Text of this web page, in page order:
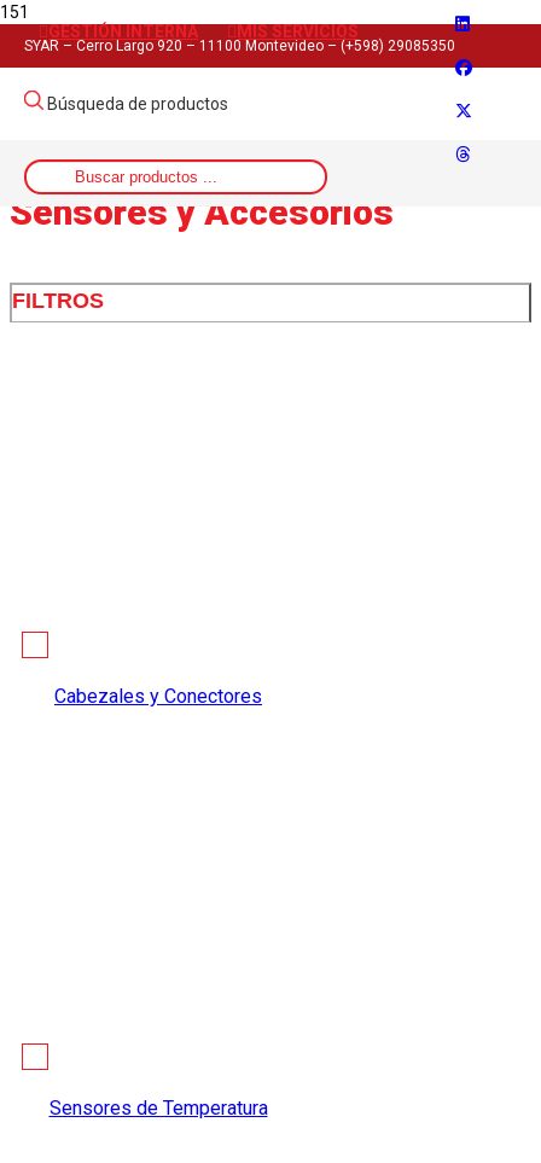
SYAR – Cerro Largo 920 – 11100 Montevideo – (+598) 29085350
GESTIÓN INTERNA MIS SERVICIOS
Búsqueda de productos
Inicio
>
Automatismo Industrial
>
Sensores y Accesorios
FILTROS
Cabezales y Conectores
Sensores de Temperatura